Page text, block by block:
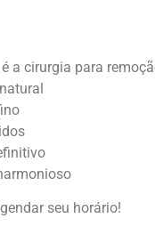
a cirurgia para
seu horário!